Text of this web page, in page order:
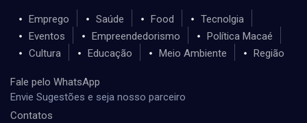
Emprego Saúde Food
Tecnolgia
Eventos
Empreendedorismo
Política Macaé
Cultura
Educação Meio Ambiente Região
Fale pelo WhatsApp
Envie Sugestões e seja nosso parceiro
Contatos